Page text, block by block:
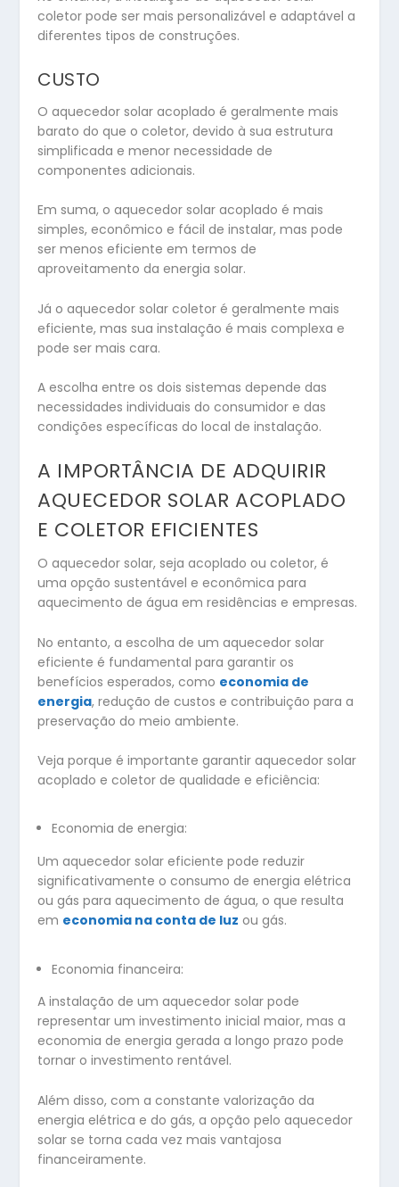
coletor pode ser mais personalizável e adaptável a
diferentes tipos de construções.
CUSTO
O aquecedor solar acoplado é geralmente mais
barato do que o coletor, devido à sua estrutura
simplificada e menor necessidade de
componentes adicionais.
Em suma, o aquecedor solar acoplado é mais
simples, econômico e fácil de instalar, mas pode
ser menos eficiente em termos de
aproveitamento da energia solar.
Já o aquecedor solar coletor é geralmente mais
eficiente, mas sua instalação é mais complexa e
pode ser mais cara.
A escolha entre os dois sistemas depende das
necessidades individuais do consumidor e das
condições específicas do local de instalação.
A IMPORTÂNCIA DE ADQUIRIR
AQUECEDOR SOLAR ACOPLADO
E COLETOR EFICIENTES
O aquecedor solar, seja acoplado ou coletor, é
uma opção sustentável e econômica para
aquecimento de água em residências e empresas.
No entanto, a escolha de um aquecedor solar
eficiente é fundamental para garantir os
benefícios esperados, como economia de
energia, redução de custos e contribuição para a
preservação do meio ambiente.
Veja porque é importante garantir aquecedor solar
acoplado e coletor de qualidade e eficiência:
Economia de energia:
Um aquecedor solar eficiente pode reduzir
significativamente o consumo de energia elétrica
ou gás para aquecimento de água, o que resulta
em economia na conta de luz ou gás.
Economia financeira:
A instalação de um aquecedor solar pode
representar um investimento inicial maior, mas a
economia de energia gerada a longo prazo pode
tornar o investimento rentável.
Além disso, com a constante valorização da
energia elétrica e do gás, a opção pelo aquecedor
solar se torna cada vez mais vantajosa
financeiramente.